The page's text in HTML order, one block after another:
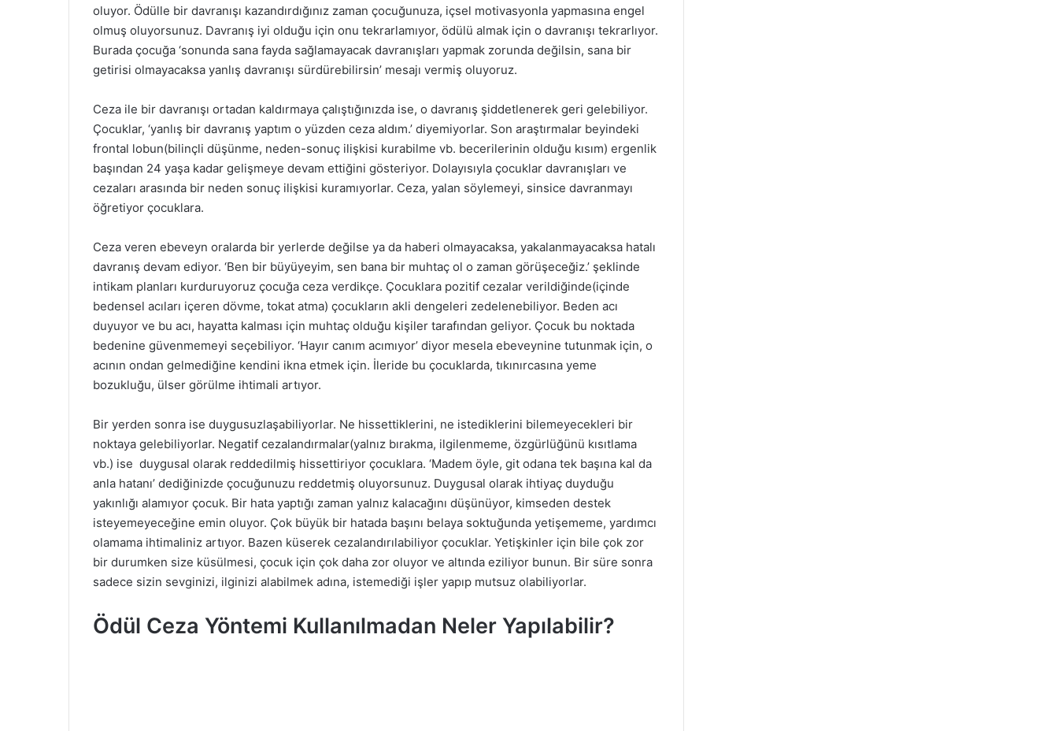
oluyor. Ödülle bir davranışı kazandırdığınız zaman çocuğunuza, içsel motivasyonla yapmasına engel
olmuş oluyorsunuz. Davranış iyi olduğu için onu tekrarlamıyor, ödülü almak için o davranışı tekrarlıyor.
Burada çocuğa ‘sonunda sana fayda sağlamayacak davranışları yapmak zorunda değilsin, sana bir
getirisi olmayacaksa yanlış davranışı sürdürebilirsin’ mesajı vermiş oluyoruz.
Ceza ile bir davranışı ortadan kaldırmaya çalıştığınızda ise, o davranış şiddetlenerek geri gelebiliyor.
Çocuklar, ‘yanlış bir davranış yaptım o yüzden ceza aldım.’ diyemiyorlar. Son araştırmalar beyindeki
frontal lobun(bilinçli düşünme, neden-sonuç ilişkisi kurabilme vb. becerilerinin olduğu kısım) ergenlik
başından 24 yaşa kadar gelişmeye devam ettiğini gösteriyor. Dolayısıyla çocuklar davranışları ve
cezaları arasında bir neden sonuç ilişkisi kuramıyorlar. Ceza, yalan söylemeyi, sinsice davranmayı
öğretiyor çocuklara.
Ceza veren ebeveyn oralarda bir yerlerde değilse ya da haberi olmayacaksa, yakalanmayacaksa hatalı
davranış devam ediyor. ‘Ben bir büyüyeyim, sen bana bir muhtaç ol o zaman görüşeceğiz.’ şeklinde
intikam planları kurduruyoruz çocuğa ceza verdikçe. Çocuklara pozitif cezalar verildiğinde(içinde
bedensel acıları içeren dövme, tokat atma) çocukların akli dengeleri zedelenebiliyor. Beden acı
duyuyor ve bu acı, hayatta kalması için muhtaç olduğu kişiler tarafından geliyor. Çocuk bu noktada
bedenine güvenmemeyi seçebiliyor. ‘Hayır canım acımıyor’ diyor mesela ebeveynine tutunmak için, o
acının ondan gelmediğine kendini ikna etmek için. İleride bu çocuklarda, tıkınırcasına yeme
bozukluğu, ülser görülme ihtimali artıyor.
Bir yerden sonra ise duygusuzlaşabiliyorlar. Ne hissettiklerini, ne istediklerini bilemeyecekleri bir
noktaya gelebiliyorlar. Negatif cezalandırmalar(yalnız bırakma, ilgilenmeme, özgürlüğünü kısıtlama
vb.) ise duygusal olarak reddedilmiş hissettiriyor çocuklara. ‘Madem öyle, git odana tek başına kal da
anla hatanı’ dediğinizde çocuğunuzu reddetmiş oluyorsunuz. Duygusal olarak ihtiyaç duyduğu
yakınlığı alamıyor çocuk. Bir hata yaptığı zaman yalnız kalacağını düşünüyor, kimseden destek
isteyemeyeceğine emin oluyor. Çok büyük bir hatada başını belaya soktuğunda yetişememe, yardımcı
olamama ihtimaliniz artıyor. Bazen küserek cezalandırılabiliyor çocuklar. Yetişkinler için bile çok zor
bir durumken size küsülmesi, çocuk için çok daha zor oluyor ve altında eziliyor bunun. Bir süre sonra
sadece sizin sevginizi, ilginizi alabilmek adına, istemediği işler yapıp mutsuz olabiliyorlar.
Ödül Ceza Yöntemi Kullanılmadan Neler Yapılabilir?